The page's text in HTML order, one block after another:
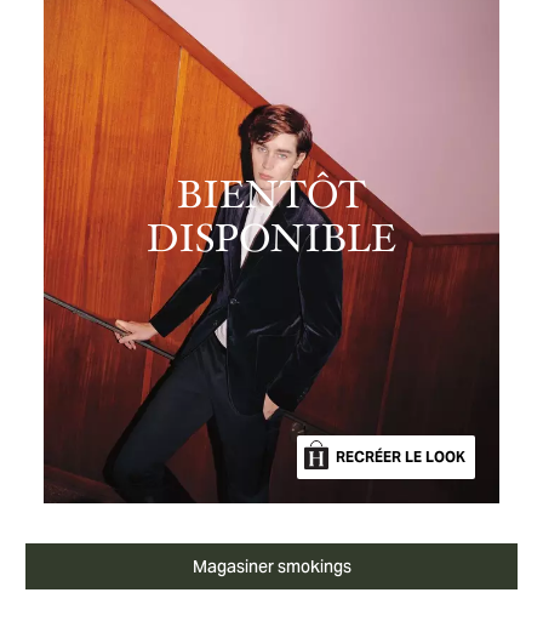
BIENTÔT
DISPONIBLE
RECRÉER LE LOOK
Magasiner smokings